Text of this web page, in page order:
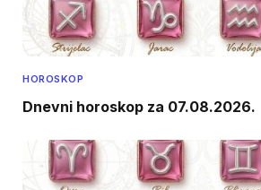
HOROSKOP
Dnevni horoskop za 07.08.2026.